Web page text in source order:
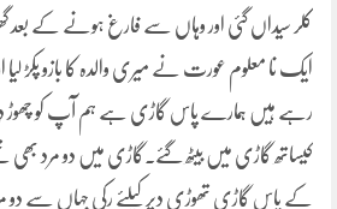
کلر سیداں گئی اور وہاں سے فارغ ہونے کے بعد
ایک نا معلوم عورت نے میری والدہ کا بازو پکڑ لیا
رہے ہیں ہمارے پاس گاڑی ہے ہم آپ کو
کیساتھ گاڑی میں بیٹھ گئے۔گاڑی میں دو مرد بھی
کے پاس گاڑی تھوڑی دیر کیلئے رکی جہاں سے دو مزید